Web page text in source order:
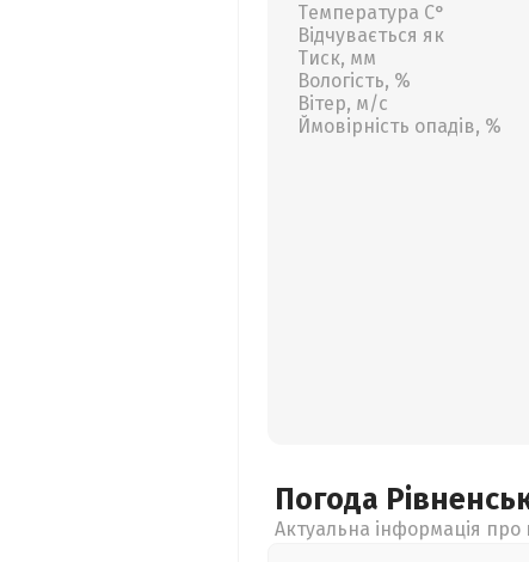
Температура С°
Відчувається як
Тиск, мм
Вологість, %
Вітер, м/с
Ймовірність опадів, %
Погода
Актуальна інформація про